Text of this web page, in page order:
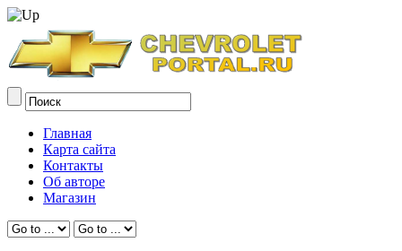
Главная
Карта сайта
Контакты
Об авторе
Магазин